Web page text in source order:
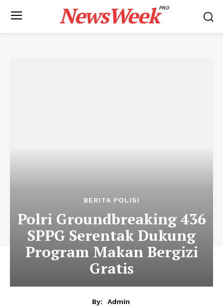
NewsWeekPRO
BERITA POLISI
Polri Groundbreaking 436
SPPG Serentak Dukung
Program Makan Bergizi
Gratis
By:
Admin